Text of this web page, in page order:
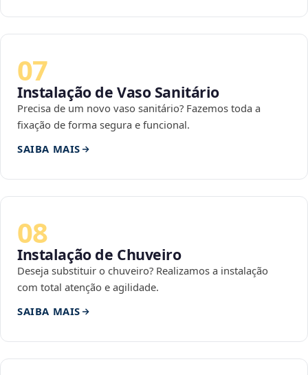
07
Instalação de Vaso Sanitário
Precisa de um novo vaso sanitário? Fazemos toda a
fixação de forma segura e funcional.
SAIBA MAIS
08
Instalação de Chuveiro
Deseja substituir o chuveiro? Realizamos a instalação
com total atenção e agilidade.
SAIBA MAIS